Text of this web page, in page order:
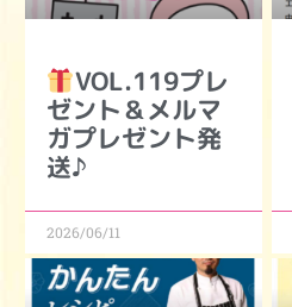
VOL.119プレ
ゼント＆メルマ
ガプレゼント発
送♪
2026/06/11